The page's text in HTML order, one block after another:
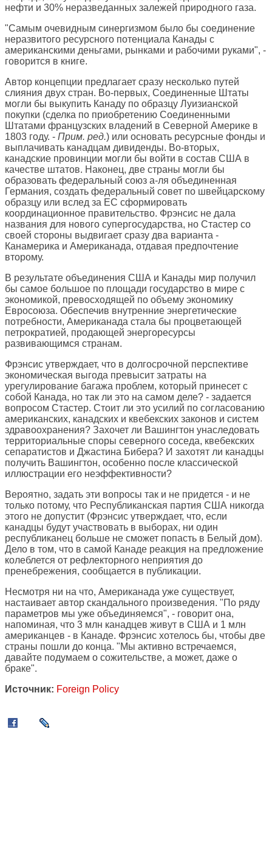
нефти и 30% неразведанных залежей природного газа.
"Самым очевидным синергизмом было бы соединение
неразвитого ресурсного потенциала Канады с
американскими деньгами, рынками и рабочими руками", -
говорится в книге.
Автор концепции предлагает сразу несколько путей
слияния двух стран. Во-первых, Соединенные Штаты
могли бы выкупить Канаду по образцу Луизианской
покупки (сделка по приобретению Соединенными
Штатами французских владений в Северной Америке в
1803 году. - Прим. ред.) или основать ресурсные фонды и
выплачивать канадцам дивиденды. Во-вторых,
канадские провинции могли бы войти в состав США в
качестве штатов. Наконец, две страны могли бы
образовать федеральный союз а-ля объединенная
Германия, создать федеральный совет по швейцарскому
образцу или вслед за ЕС сформировать
координационное правительство. Фрэнсис не дала
названия для нового супергосударства, но Стастер со
своей стороны выдвигает сразу два варианта -
Канамерика и Американада, отдавая предпочтение
второму.
В результате объединения США и Канады мир получил
бы самое большое по площади государство в мире с
экономикой, превосходящей по объему экономику
Евросоюза. Обеспечив внутренние энергетические
потребности, Американада стала бы процветающей
петрократией, продающей энергоресурсы
развивающимся странам.
Фрэнсис утверждает, что в долгосрочной перспективе
экономическая выгода превысит затраты на
урегулирование багажа проблем, который принесет с
собой Канада, но так ли это на самом деле? - задается
вопросом Стастер. Стоит ли это усилий по согласованию
американских, канадских и квебекских законов и систем
здравоохранения? Захочет ли Вашингтон унаследовать
территориальные споры северного соседа, квебекских
сепаратистов и Джастина Бибера? И захотят ли канадцы
получить Вашингтон, особенно после классической
иллюстрации его неэффективности?
Вероятно, задать эти вопросы так и не придется - и не
только потому, что Республиканская партия США никогда
этого не допустит (Фрэнсис утверждает, что, если
канадцы будут участвовать в выборах, ни один
республиканец больше не сможет попасть в Белый дом).
Дело в том, что в самой Канаде реакция на предложение
колеблется от рефлекторного неприятия до
пренебрежения, сообщается в публикации.
Несмотря ни на что, Американада уже существует,
настаивает автор скандального произведения. "По ряду
параметров мы уже объединяемся", - говорит она,
напоминая, что 3 млн канадцев живут в США и 1 млн
американцев - в Канаде. Фрэнсис хотелось бы, чтобы две
страны пошли до конца. "Мы активно встречаемся,
давайте подумаем о сожительстве, а может, даже о
браке".
Источник: Foreign Policy